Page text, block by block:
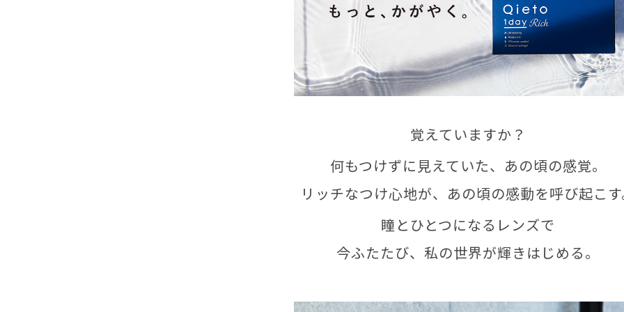
覚えていますか？
何もつけずに見えていた、あの頃の感覚。
リッチなつけ心地が、あの頃の感動を呼び起こ
瞳とひとつになるレンズで
今ふたたび、私の世界が輝きはじめる。